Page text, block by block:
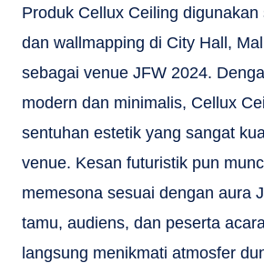
Produk Cellux Ceiling digunakan
dan wallmapping di City Hall,
sebagai venue JFW 2024.
modern dan minimalis, Cellux
sentuhan estetik yang sangat
venue. Kesan futuristik pun
memesona sesuai dengan aura
tamu, audiens, dan peserta
langsung menikmati atmosfer